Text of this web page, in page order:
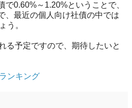
で0.60%～1.20%ということで、
、最近の個人向け社債の中では
う。
る予定ですので、期待したいと
ンキング